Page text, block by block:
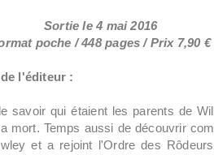
Sortie le 4 mai 2016
poche / 448 pages / Prix 7,90 €
l'éditeur :
savoir qui étaient les parents de
mort. Temps aussi de découvrir
et a rejoint l'Ordre des